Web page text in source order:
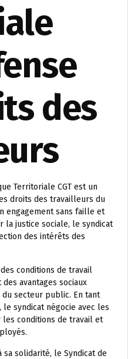
des
Territoriale CGT est un
droits des travailleurs du
engagement sans faille et
justice sociale, le syndicat
des intérêts des
conditions de travail
avantages sociaux
secteur public. En tant
syndicat négocie avec les
conditions de travail et
solidarité, le Syndicat de